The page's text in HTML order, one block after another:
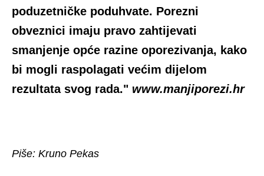
poduzetničke poduhvate. Porezni
obveznici imaju pravo zahtijevati
smanjenje opće razine oporezivanja, kako
bi mogli raspolagati većim dijelom
rezultata svog rada." www.manjiporezi.hr
Piše: Kruno Pekas